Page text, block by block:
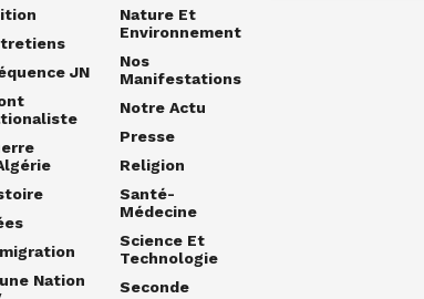
JN
Nation
Nature Et
Environnement
Nos
Manifestations
Notre Actu
Presse
Religion
Santé-
Médecine
Science Et
Technologie
Seconde